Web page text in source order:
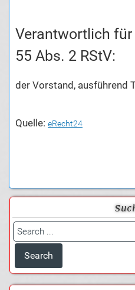
Verantwortlich
55 Abs. 2 RStV:
der Vorstand, ausführend
Quelle: eRecht24